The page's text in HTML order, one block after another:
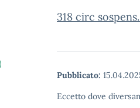
318 circ
Pubblicato:
Eccetto dove